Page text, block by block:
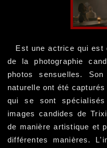
Est une actrice qui est
de la photographie
photos sensuelles.
naturelle ont été
qui se sont
images candides de
de manière artistique et
différentes manières.